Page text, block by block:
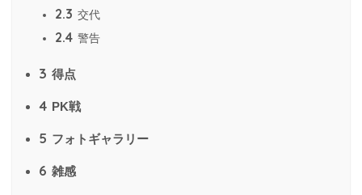
2.3 交代
2.4 警告
3 得点
4 PK戦
5 フォトギャラリー
6 雑感